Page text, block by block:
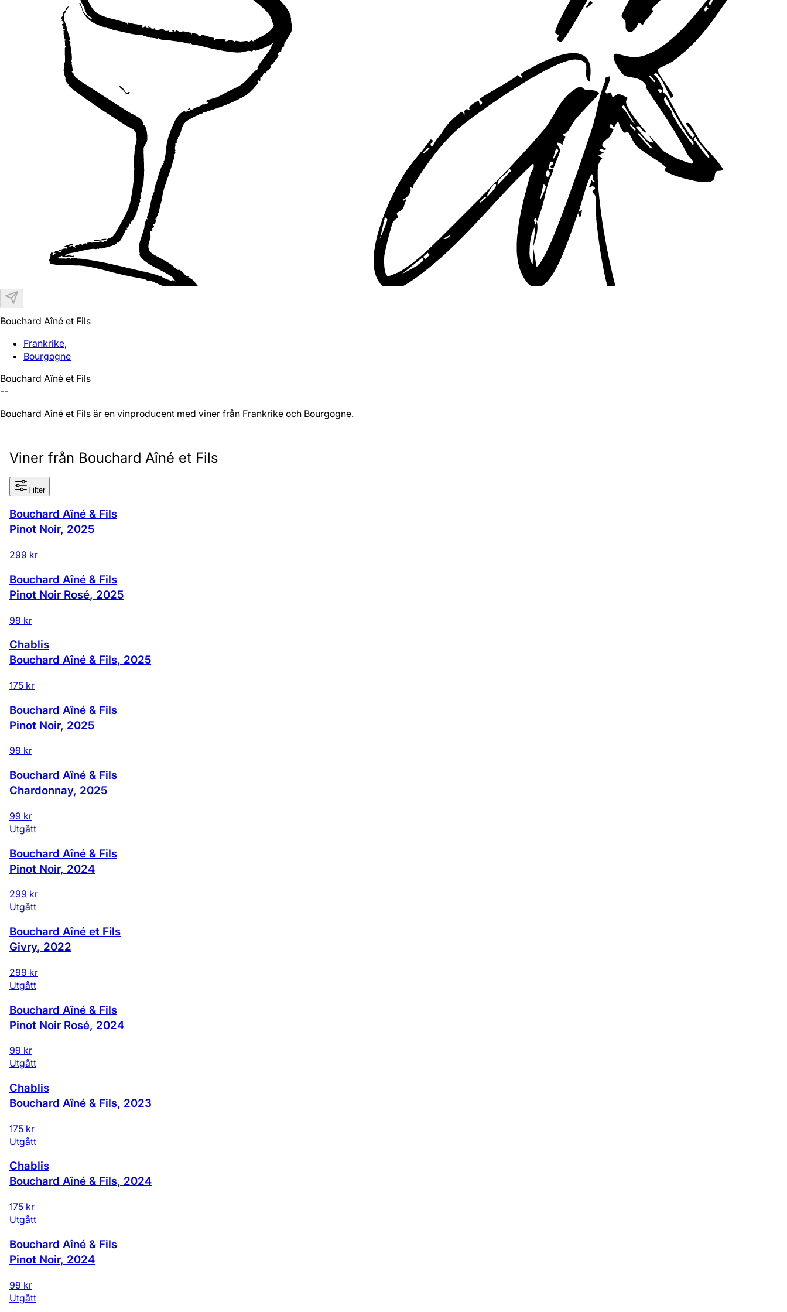
Bouchard Aîné et Fils
Frankrike,
Bourgogne
Bouchard Aîné et Fils
--
Bouchard Aîné et Fils är en vinproducent med viner från Frankrike och Bourgogne.
Viner från Bouchard Aîné et Fils
Filter
Bouchard Aîné & Fils
Pinot Noir, 2025
299 kr
Bouchard Aîné & Fils
Pinot Noir Rosé, 2025
99 kr
Chablis
Bouchard Aîné & Fils, 2025
175 kr
Bouchard Aîné & Fils
Pinot Noir, 2025
99 kr
Bouchard Aîné & Fils
Chardonnay, 2025
99 kr
Utgått
Bouchard Aîné & Fils
Pinot Noir, 2024
299 kr
Utgått
Bouchard Aîné et Fils
Givry, 2022
299 kr
Utgått
Bouchard Aîné & Fils
Pinot Noir Rosé, 2024
99 kr
Utgått
Chablis
Bouchard Aîné & Fils, 2023
175 kr
Utgått
Chablis
Bouchard Aîné & Fils, 2024
175 kr
Utgått
Bouchard Aîné & Fils
Pinot Noir, 2024
99 kr
Utgått